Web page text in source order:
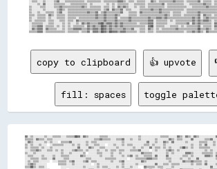
copy to clipboard 👍 upvote
fill: spaces toggle palette
▓▓░░▒▒░░░░░░░░▒▒░░░░▒▒▒▒▒▒░░░░▒▒▒▒▒▒██▓▓░░▓▓▒▒░░░░░░░░▒▒▒▒▒▒░░░░░░░░░░░░░░░░░░░░░░▒▒░░░░░░░░░░░░░░▒▒▒▒▒▒░░░░░░▓▓▒▒░░▓▓▒▒░░▓▓▒▒░░░░░░░░░░░░▓▓  ░░▒▒░░░░░░  ▓▓░░░░▒▒░░░░▒▒░░░░░░░░░░▒▒▒▒░░░░░░
▒▒▒▒▒▒░░▓▓▒▒▒▒░░▒▒▒▒░░░░░░░░░░░░░░░░░░░░░░░░░░░░░░▒▒▒▒▓▓▒▒▒▒▒▒░░░░▒▒▒▒▓▓░░░░▒▒░░░░▒▒░░░░░░░░░░▒▒░░░░░░░░▓▓▒▒░░▒▒▒▒░░░░░░▓▓░░░░░░░░▒▒▒▒▓▓░░░░▒▒▒▒░░▓▓▒▒░░░░░░░░░░░░░░░░░░▒▒░░░░░░▒▒░░░░▒▒░░▒▒
░░▓▓▒▒░░░░░░░░▒▒░░▒▒░░░░  ▒▒▒▒▒▒▓▓░░░░░░░░░░▒▒░░▒▒▒▒░░░░░░░░░░░░░░░░░░▒▒░░░░░░░░░░░░░░░░▓▓░░░░▒▒░░░░▓▓▒▒░░▓▓░░░░░░░░▒▒░░░░░░░░▒▒▒▒▒▒░░░░▒▒░░▒▒▒▒░░▒▒▒▒░░░░▓▓▒▒░░░░░░▒▒░░▒▒░░░░▒▒▒▒▒▒▓▓░░░░░░
▒▒░░▒▒░░░░▒▒░░░░  ░░▒▒▒▒▒▒▒▒░░░░░░▒▒░░▒▒░░░░▒▒░░░░▒▒▒▒░░░░  ░░░░▒▒░░░░▒▒░░▒▒▒▒░░░░░░░░▒▒▒▒░░▒▒░░░░░░▒▒░░░░░░░░░░░░░░░░░░▒▒░░░░▒▒░░▓▓░░░░▒▒░░░░░░░░▒▒░░▒▒▒▒░░░░▒▒▒▒░░░░░░░░▒▒▒▒░░░░░░▓▓▒▒░░▒▒
▒▒░░▒▒▒▒▒▒░░▒▒░░░░▒▒░░░░░░░░░░░░░░░░░░▓▓░░░░░░▓▓▒▒░░░░▒▒▒▒░░░░░░░░▒▒░░░░░░░░░░▒▒░░░░▒▒░░░░▓▓░░▒▒▒▒░░▒▒░░▒▒░░░░░░▒▒██▒▒░░▒▒░░░░▒▒▒▒▒▒▒▒░░░░░░░░░░▒▒▒▒▒▒░░░░▒▒▒▒░░░░░░░░▒▒░░▒▒░░░░░░░░░░▒▒▒▒▒▒
░░░░▒▒▒▒▓▓▒▒░░░░▒▒▒▒░░▒▒░░▒▒░░░░░░▒▒▓▓▒▒▒▒░░▒▒░░░░░░▒▒░░░░▒▒░░▒▒▒▒░░▒▒▒▒░░░░▒▒▒▒▒▒▓▓░░░░░░  ░░▒▒░░░░░░▒▒▓▓▒▒░░▒▒░░░░░░░░░░░░░░░░░░▒▒░░▒▒░░░░░░░░░░░░▓▓░░▒▒░░░░▒▒▒▒▒▒░░▒▒░░░░░░░░▒▒░░░░░░▒▒▒▒
▒▒░░░░▒▒░░░░░░░░░░░░░░░░░░▒▒░░░░▒▒░░░░░░░░▒▒  ░░░░░░▒▒▒▒░░░░░░▒▒░░░░▒▒░░░░░░░░░░░░░░▓▓▒▒▒▒▒▒░░░░░░░░░░▒▒░░▒▒░░░░░░░░▓▓▓▓▒▒░░░░░░▒▒▒▒▒▒▒▒░░▒▒▒▒░░░░▒▒▓▓▒▒░░▒▒▓▓▒▒▓▓▒▒▒▒▓▓░░░░░░▒▒▒▒░░░░▒▒▒▒░░
░░▒▒▒▒░░░░░░▒▒░░░░░░▒▒░░░░▒▒▒▒▒▒░░░░░░░░▓▓▒▒░░░░░░░░░░▒▒░░░░░░▒▒░░░░░░▒▒░░▒▒▓▓░░▒▒░░░░▒▒▒▒▒▒░░▓▓░░░░░░▓▓░░░░░░░░░░▒▒▒▒░░▒▒░░░░░░░░▓▓▓▓▒▒░░▓▓▒▒▓▓░░▒▒░░░░░░░░░░░░▓▓░░░░░░▒▒▒▒░░░░░░░░░░░░░░▒▒
░░░░▒▒▒▒▒▒░░▒▒▒▒░░░░▓▓░░░░░░▒▒▒▒░░░░░░░░░░░░▒▒▒▒░░░░░░░░░░▒▒▒▒▒▒▒▒░░░░░░░░  ░░░░▒▒▒▒▒▒▒▒▓▓▓▓▒▒▒▒░░░░░░▒▒▒▒░░░░░░▒▒░░░░▒▒░░░░▓▓░░░░░░░░░░░░▒▒░░░░░░░░░░░░▒▒  ░░░░▒▒▒▒▒▒░░░░░░░░░░░░▒▒░░▓▓░░░░
░░▒▒░░▒▒▒▒░░░░░░░░  ░░░░▒▒▒▒▒▒░░▒▒▓▓░░░░░░▒▒▓▓░░▒▒▒▒░░░░░░░░░░▒▒░░░░▒▒▓▓░░░░░░░░░░░░▓▓▒▒░░░░░░░░░░░░░░░░▒▒░░░░░░░░▓▓▒▒▒▒▓▓▒▒▒▒▒▒░░▒▒░░░░░░░░▒▒░░░░▒▒░░░░██▒▒▒▒░░░░▒▒▒▒░░░░░░▒▒░░░░░░░░░░░░░░
░░▒▒▓▓▒▒░░░░░░░░        ▒▒▒▒▒▒░░░░▒▒░░░░░░░░░░░░  ░░▒▒░░░░░░░░░░░░░░░░▒▒░░░░░░░░▒▒░░░░░░░░░░░░▓▓░░░░▒▒▒▒░░▒▒▒▒▒▒░░░░░░░░▒▒░░▒▒▒▒░░▓▓░░░░░░▒▒▓▓░░░░▒▒▒▒██░░░░▒▒░░▒▒░░▒▒▓▓░░░░▒▒░░░░░░▒▒░░░░░░
▒▒▒▒██▒▒░░▒▒▒▒░░          ░░░░░░░░░░░░░░░░▒▒░░░░░░░░▒▒░░▒▒▒▒░░░░░░▒▒░░▒▒░░░░▒▒░░░░    ▓▓▒▒▒▒▒▒░░▒▒▒▒░░░░░░▒▒░░░░░░░░░░░░░░░░░░░░░░░░░░▓▓░░░░░░▒▒▒▒░░░░░░▒▒▓▓░░░░▒▒░░▒▒░░▒▒░░▓▓░░▒▒▒▒▓▓▓▓▒▒  
░░░░░░░░░░░░░░░░░░        ░░░░  ░░░░░░░░░░░░░░▒▒▒▒░░░░░░░░░░▒▒░░░░░░░░░░▒▒▒▒░░░░░░░░  ▒▒░░▒▒░░░░░░▒▒░░▒▒▒▒░░░░░░▓▓▒▒▒▒▒▒▒▒░░░░▒▒░░░░░░▒▒▒▒▒▒▒▒░░░░░░▒▒░░▒▒░░░░▒▒░░░░░░░░▒▒▒▒░░░░▒▒▒▒▒▒░░░░░░
░░░░░░▒▒░░░░░░▒▒▒▒░░░░  ░░      ░░▒▒░░░░▒▒░░░░░░░░▓▓▒▒▒▒▒▒░░░░░░▓▓▓▓▒▒░░▒▒▓▓░░░░  ▒▒░░░░░░▒▒░░▒▒▒▒▓▓▒▒░░▒▒░░░░░░░░▒▒░░░░░░░░░░▓▓░░░░░░▒▒▒▒▒▒░░░░░░░░░░▒▒░░░░░░░░░░▒▒▒▒░░░░░░░░▒▒░░░░░░░░░░░░
░░▒▒▓▓▒▒░░▒▒▒▒▒▒▓▓▒▒░░          ░░░░▒▒░░░░░░░░▒▒░░░░░░▒▒░░░░░░▒▒░░░░▒▒▒▒▓▓▒▒░░▓▓░░░░▒▒░░░░▒▒░░░░░░░░░░░░▒▒▓▓░░░░▒▒░░░░▒▒░░▒▒░░░░░░░░░░▒▒▓▓▓▓░░░░░░▒▒░░░░░░▒▒░░░░░░▒▒▒▒░░░░░░▒▒░░░░  ░░▒▒▒▒░░
░░░░░░░░░░░░▒▒▓▓▒▒░░▒▒░░░░        ░░░░░░░░▒▒░░░░░░░░░░▒▒▒▒░░▒▒░░▒▒░░▒▒▒▒▓▓░░▒▒░░░░░░░░░░░░░░░░░░░░▒▒░░░░░░▒▒░░░░░░░░░░░░▒▒░░▒▒▒▒░░░░░░░░░░▒▒░░░░▒▒▒▒░░▒▒░░▓▓░░░░▓▓░░░░░░▒▒▒▒▒▒▒▒▒▒░░░░▒▒▓▓▒▒
▒▒░░░░░░░░░░▒▒▒▒▒▒▒▒▒▒▓▓░░░░      ░░░░░░░░▓▓░░░░▒▒▓▓▓▓▓▓▓▓▒▒▒▒░░░░▒▒░░░░░░▒▒░░░░░░░░░░▒▒▒▒▒▒░░░░░░░░▒▒▒▒░░▒▒▒▒░░░░▒▒░░░░░░░░░░░░░░░░░░░░░░▒▒░░░░▓▓░░▒▒░░▒▒░░▒▒░░░░░░▒▒░░▓▓▒▒░░░░▒▒░░░░░░░░░░
░░▓▓▒▒▒▒▒▒▒▒▒▒░░▒▒▒▒▒▒▒▒▓▓░░░░  ░░░░  ░░▒▒░░░░▓▓▒▒░░░░░░▒▒▒▒▒▒░░░░░░▒▒░░░░░░░░▒▒▒▒▒▒░░░░░░▒▒░░░░░░░░░░░░▒▒░░░░▒▒░░▒▒░░▓▓▒▒▒▒▒▒░░▒▒░░░░░░░░░░▒▒▒▒▒▒░░░░░░░░░░░░░░░░▒▒▒▒░░░░░░░░░░░░░░░░░░░░░░
  ░░░░░░▒▒░░░░▓▓▓▓░░▒▒▓▓░░░░░░░░░░░░    ░░▒▒▒▒▓▓░░░░░░░░░░▒▒░░░░░░░░▒▒▒▒▒▒▒▒▒▒▓▓▒▒░░░░░░░░░░░░░░░░▒▒▓▓░░░░░░▓▓▒▒▓▓▒▒░░░░▓▓▒▒░░░░░░░░▒▒▒▒▓▓░░░░░░░░░░▒▒░░░░▒▒░░░░░░░░░░░░░░░░░░▒▒▓▓▓▓▒▒▒▒▒▒░░
  ░░░░░░░░▒▒▒▒░░░░▒▒░░▒▒▒▒░░░░    ░░      ▒▒░░░░▒▒▒▒░░░░░░░░░░▒▒▒▒░░▒▒░░▓▓░░░░▒▒▒▒▒▒▓▓░░▓▓▓▓▓▓▒▒  ░░░░░░░░░░▒▒░░░░▒▒▓▓▒▒░░▒▒▒▒▒▒░░░░░░░░░░░░  ▒▒░░▓▓▓▓░░░░░░░░▒▒▒▒░░░░▒▒░░▒▒░░▒▒░░▒▒▒▒░░▒▒░░
          ░░░░▒▒░░░░░░▒▒▓▓▒▒░░    ░░    ░░░░░░░░▓▓░░░░▓▓░░░░░░░░░░▒▒▒▒░░░░░░▒▒▓▓░░░░▒▒░░░░▒▒░░░░░░░░▒▒░░░░██░░░░░░░░░░░░░░▒▒░░░░░░▓▓▒▒▒▒░░▒▒▓▓░░░░▓▓░░▒▒▒▒▒▒▓▓░░▒▒░░░░▒▒▒▒░░▒▒░░░░░░▒▒▓▓░░░░
░░░░      ░░░░░░▒▒░░░░▒▒░░▒▒▓▓░░░░░░░░  ░░    ░░▒▒▒▒░░░░▒▒░░░░▓▓░░░░▒▒░░░░░░░░▒▒░░░░░░▒▒░░░░░░▒▒░░▒▒░░░░░░░░░░▒▒░░░░▒▒░░░░░░▒▒░░░░░░░░▒▒▒▒▒▒▒▒░░░░░░░░▒▒░░░░▓▓░░░░▓▓▒▒▒▒  ▒▒░░░░░░▒▒░░▒▒░░░░
  ░░░░    ░░    ░░▓▓▒▒░░░░▒▒▒▒░░░░▒▒░░░░░░░░    ▒▒░░░░░░░░▓▓▒▒░░░░░░▓▓▓▓░░▒▒░░░░▒▒░░░░░░░░░░░░▒▒░░░░▒▒▓▓░░░░░░▒▒▒▒▒▒▒▒░░▓▓▒▒▒▒░░░░░░░░░░░░▒▒▒▒░░░░░░▒▒░░▓▓  ░░░░░░▒▒░░░░▒▒▒▒▓▓▒▒░░▒▒░░░░░░░░
░░░░░░    ░░░░  ░░░░▒▒▒▒▒▒▓▓██▒▒░░░░░░░░░░░░    ░░░░▒▒▓▓██░░░░░░░░▒▒▓▓░░▒▒░░░░░░▒▒░░░░░░░░▒▒░░░░░░▒▒▒▒░░░░░░░░░░░░▒▒░░░░▒▒░░░░░░▒▒▓▓░░░░▒▒░░░░░░░░░░▒▒░░░░░░░░░░░░░░▒▒▒▒░░░░░░░░▓▓░░░░░░░░░░
▒▒▒▒▒▒░░░░░░░░      ░░░░░░░░▓▓▓▓▒▒░░░░  ░░░░      ░░░░░░░░░░░░▒▒▒▒░░░░▒▒▓▓░░▒▒░░░░░░░░▒▒░░░░░░░░▒▒░░░░▒▒▒▒▒▒▒▒▓▓░░░░░░▒▒▒▒▒▒░░░░░░▒▒░░░░░░░░▒▒░░░░░░▒▒░░▒▒▒▒▒▒▒▒▒▒▒▒▒▒░░░░░░▒▒░░░░░░░░▒▒▓▓▒▒
▒▒░░░░░░░░░░░░░░    ░░▒▒  ▓▓░░▓▓▒▒▓▓░░░░░░░░    ░░  ░░▒▒░░░░░░▒▒▒▒░░▒▒░░▒▒▒▒▒▒▓▓▒▒░░░░  ░░▒▒▒▒▒▒░░░░▒▒▓▓░░░░░░░░▒▒░░▒▒░░░░░░░░▓▓░░▒▒░░▓▓▒▒░░░░░░░░░░░░░░░░░░░░░░▒▒░░░░░░░░░░▓▓░░░░░░░░░░▒▒▒▒
▒▒▓▓▒▒░░    ░░░░    ░░  ░░  ▒▒██▓▓▒▒▒▒▓▓▒▒▒▒    ░░    ░░▒▒▒▒▒▒▓▓▓▓▒▒░░░░▒▒▒▒░░░░░░░░░░░░▒▒▒▒░░░░▒▒░░░░░░▒▒▒▒▒▒░░▒▒░░░░░░░░░░▒▒░░▓▓▒▒▒▒▒▒▒▒▒▒░░▒▒▒▒▒▒▒▒▓▓░░░░░░░░░░▒▒▒▒░░░░░░▓▓▒▒░░▓▓░░░░░░░░
▒▒▒▒██▒▒░░░░░░░░░░░░░░░░    ░░▒▒▒▒▒▒▒▒░░░░░░░░░░░░░░    ▒▒░░░░░░░░░░░░▒▒▓▓░░░░▒▒▒▒▒▒▓▓░░▒▒▒▒░░░░░░░░░░░░░░░░▒▒▓▓  ░░▒▒▒▒▓▓▒▒▒▒░░░░░░░░▒▒░░▒▒▒▒░░░░▓▓░░░░▓▓▒▒▒▒░░▒▒▒▒░░░░░░░░░░░░▒▒▒▒▒▒░░▓▓░░
▓▓░░▒▒▓▓▓▓▒▒░░▒▒▒▒░░░░░░      ░░░░▒▒▓▓▒▒░░░░    ░░░░░░  ░░░░░░░░▓▓░░░░▒▒▒▒▒▒░░░░░░░░░░░░░░░░░░▒▒▒▒░░░░░░░░▒▒░░▒▒░░░░░░░░▒▒░░▒▒░░░░░░░░▒▒▒▒░░░░▒▒▒▒░░▒▒▒▒░░▒▒░░░░░░░░░░░░░░░░░░▒▒░░▒▒░░▒▒▓▓▓▓
░░▒▒▒▒▓▓▓▓██░░░░        ░░    ░░░░░░▒▒▓▓▓▓░░░░    ░░      ▒▒░░░░▒▒░░░░▓▓▒▒░░▓▓░░░░░░░░░░▒▒░░░░▒▒░░░░░░░░▒▒░░░░▓▓░░░░░░░░░░░░▒▒░░░░▒▒▒▒░░▒▒▒▒▒▒░░▒▒▒▒▒▒░░░░░░▓▓▒▒▒▒░░░░░░▓▓▒▒░░░░░░▒▒▓▓▓▓▓▓▒▒
▒▒░░░░▓▓▓▓▓▓▓▓▒▒░░░░  ░░░░          ░░▓▓▒▒▓▓░░░░░░░░      ░░  ▒▒░░▒▒░░▒▒░░░░░░░░░░▒▒░░░░▒▒░░░░  ▒▒▒▒▒▒▒▒▒▒▒▒▒▒░░▒▒░░▒▒░░▒▒░░░░▒▒▒▒░░▒▒░░░░░░▒▒░░░░░░▒▒░░░░░░░░░░▓▓░░▒▒░░░░▒▒░░▒▒▒▒▒▒▒▒▒▒▒▒▒▒
██▓▓▒▒▒▒▒▒▒▒▓▓▓▓▒▒▓▓▒▒▒▒▒▒░░░░░░░░  ░░▒▒▒▒▓▓░░▒▒▒▒▓▓░░    ░░    ░░▒▒▒▒▒▒░░░░▒▒░░░░░░░░▒▒▓▓▒▒░░░░░░░░░░░░▓▓░░▒▒░░░░▒▒▒▒░░░░░░░░░░░░░░▓▓░░░░░░▓▓░░░░▒▒▒▒░░▒▒░░░░░░░░░░▒▒░░░░▒▒░░░░░░░░░░░░░░░░
▓▓▒▒▒▒▒▒▒▒▒▒▓▓▒▒▒▒▒▒        ░░░░      ░░▒▒▒▒▒▒░░        ░░▓▓    ░░▒▒░░▒▒▒▒▒▒▓▓▒▒▒▒░░▒▒░░▒▒░░▒▒░░░░▒▒░░░░░░░░░░▒▒░░░░▒▒░░░░░░▒▒▒▒░░░░▓▓░░░░░░░░░░▒▒░░▒▒▒▒▒▒▒▒▒▒░░░░░░▓▓▒▒░░▒▒▒▒░░░░░░░░▒▒▒▒▒▒
░░▓▓▒▒▒▒▒▒▒▒▒▒░░░░▓▓▓▓░░░░░░    ░░    ░░░░░░▒▒▓▓░░░░░░░░    ░░    ░░░░░░░░░░░░░░░░░░░░▒▒▒▒░░░░░░▒▒▓▓▒▒░░  ░░▒▒░░░░░░▒▒▒▒░░░░░░▓▓▒▒░░▒▒▒▒░░▒▒░░░░░░░░░░░░░░▓▓▒▒░░░░░░▒▒▒▒▓▓░░░░▓▓░░▒▒░░░░▒▒░░
    ░░░░▒▒░░░░░░░░▒▒▓▓▒▒▒▒░░░░░░░░      ░░░░░░▓▓▓▓▒▒░░░░  ░░░░    ░░░░▒▒░░░░░░░░░░░░▓▓░░░░▒▒▒▒▒▒▒▒░░▒▒▓▓░░░░░░▒▒▒▒▒▒░░░░▒▒░░  ░░░░░░░░░░▒▒░░░░▒▒▓▓░░  ▒▒░░▒▒░░░░░░░░░░░░▒▒▒▒░░░░▒▒▒▒▒▒░░░░▒▒
░░░░░░▒▒░░░░░░░░▒▒▒▒██▓▓▒▒▓▓▓▓▒▒▓▓░░░░░░▒▒    ░░▓▓▒▒▓▓░░░░░░░░    ░░  ░░▒▒▓▓▒▒▒▒░░░░░░░░░░░░░░▓▓░░▒▒▓▓▓▓▓▓░░░░░░▓▓▓▓░░░░▒▒▓▓▒▒░░░░▓▓░░▓▓▒▒▒▒▒▒▒▒░░░░▒▒▒▒▒▒░░░░░░▒▒▒▒▒▒▒▒░░░░░░░░▒▒▓▓▒▒▒▒░░░░
  ░░    ░░  ░░░░▓▓░░▒▒▒▒▓▓▓▓░░      ░░░░░░    ░░▒▒▓▓▒▒░░▒▒▓▓▒▒    ░░░░  ░░▒▒░░▒▒░░░░░░░░▓▓░░░░░░▓▓▒▒░░░░▒▒▒▒░░░░▒▒▓▓▒▒░░▓▓░░░░░░▒▒▒▒░░▒▒▒▒░░░░░░▒▒░░░░░░░░░░▓▓▒▒▒▒▒▒▓▓░░░░▓▓▒▒░░▒▒▒▒░░▒▒▓▓▒▒
░░░░        ░░▒▒▒▒░░▒▒▒▒▒▒▓▓▒▒░░░░░░      ░░    ░░░░▒▒▒▒      ░░░░░░      ░░░░░░▒▒▒▒░░░░▒▒▒▒░░░░░░░░░░░░░░▒▒▒▒▒▒▒▒▒▒▒▒▒▒▓▓░░░░▒▒░░░░░░▒▒▒▒▒▒░░▒▒░░▒▒░░░░▒▒░░░░▒▒░░▒▒░░░░▒▒▓▓░░▒▒░░▒▒░░▒▒░░░░
░░░░          ░░    ░░░░▒▒▒▒▒▒▓▓░░░░  ░░░░░░    ░░░░░░▓▓▒▒░░░░░░    ░░